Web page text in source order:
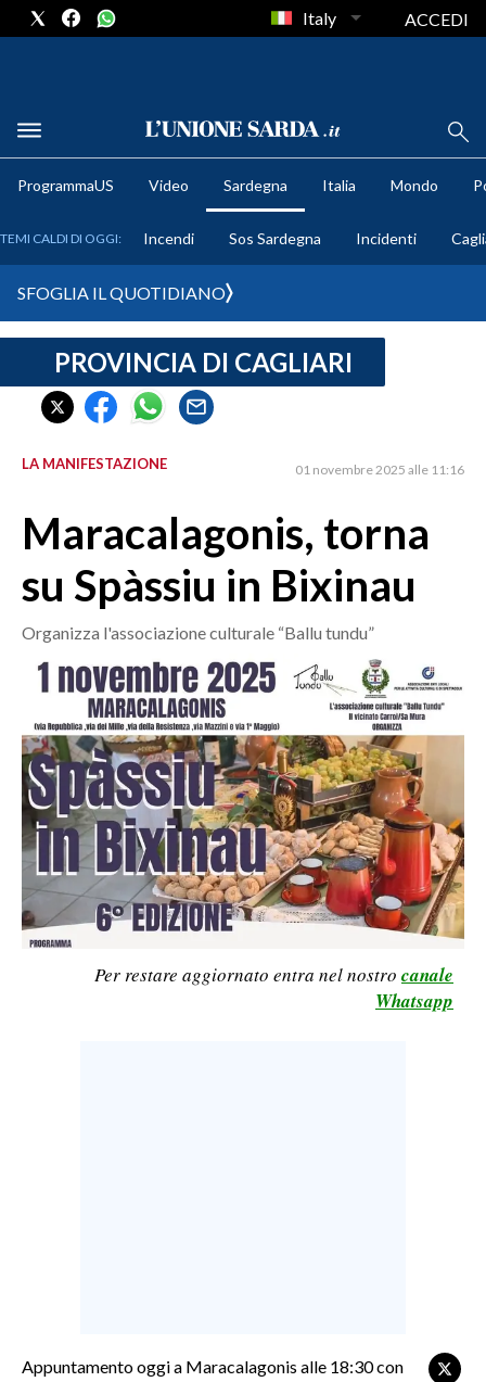
METEO
CRONACA SARDEGNA
CAGLIARI
SULCIS IGLESIENTE
ORISTANO E PROVINCIA
GALLURA
NUORO E PROVINCIA
OGLIASTRA
AGENDA
CRONACA
ITALIA
MONDO
POLITICA
ECONOMIA
SERVIZI ALLE IMPRESE
TENNIS
Italy ACCEDI
ProgrammaUS Video Sardegna Italia Mondo
TEMI CALDI DI OGGI: Incendi Sos Sardegna Incidenti
SFOGLIA IL QUOTIDIANO
PROVINCIA DI CAGLIARI
LA MANIFESTAZIONE 01 novembre 2025 alle 11:16
Maracalagonis, torna
su Spàssiu in Bixinau
Organizza l'associazione culturale “Ballu tundu”
Per restare aggiornato entra nel nostro canale
Whatsapp
Appuntamento oggi a Maracalagonis alle 18:30 con